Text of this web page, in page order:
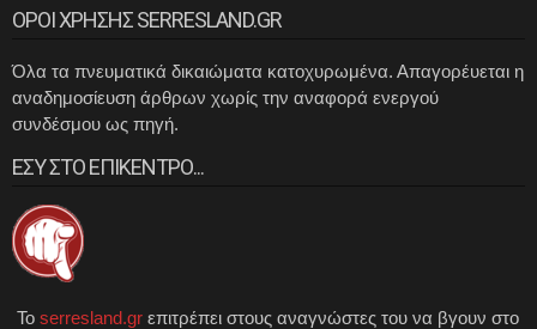
ΟΡΟΙ ΧΡΗΣΗΣ SERRESLAND.GR
Όλα τα πνευματικά δικαιώματα κατοχυρωμένα. Απαγορέυεται η
αναδημοσίευση άρθρων χωρίς την αναφορά ενεργού
συνδέσμου ως πηγή.
ΕΣΥ ΣΤΟ ΕΠΙΚΕΝΤΡΟ...
Το serresland.gr επιτρέπει στους αναγνώστες του να βγουν στο